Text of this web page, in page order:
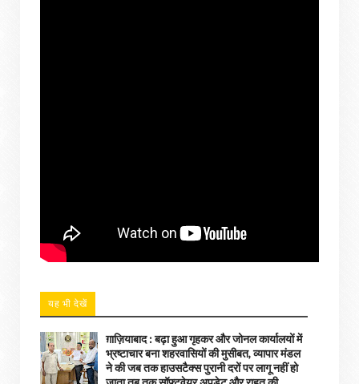
यह भी देखें
ग़ाज़ियाबाद : बढ़ा हुआ गृहकर और जोनल कार्यालयों में
भ्रष्टाचार बना शहरवासियों की मुसीबत, व्यापार मंडल
ने की जब तक हाउसटैक्स पुरानी दरों पर लागू नहीं हो